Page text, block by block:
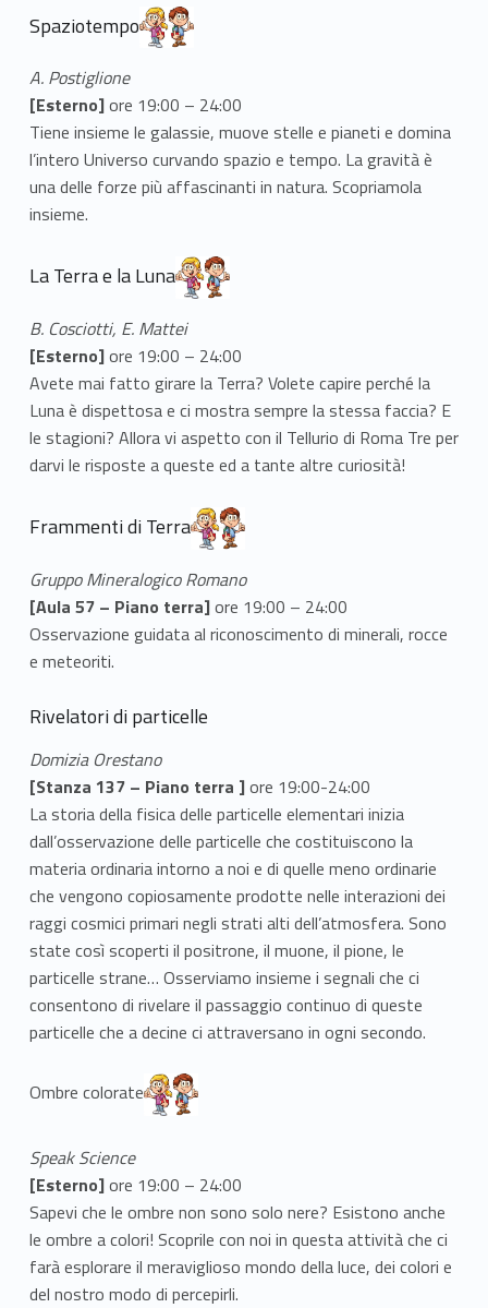
Spaziotempo
A. Postiglione
[Esterno]ore 19:00 – 24:00
Tiene insieme le galassie, muove stelle e pianeti e domina
l’intero Universo curvando spazio e tempo. La gravità è
una delle forze più affascinanti in natura. Scopriamola
insieme.
La Terra e la Luna
B. Cosciotti, E. Mattei
[Esterno]ore 19:00 – 24:00
Avete mai fatto girare la Terra? Volete capire perché la
Luna è dispettosa e ci mostra sempre la stessa faccia? E
le stagioni? Allora vi aspetto con il Tellurio di Roma Tre per
darvi le risposte a queste ed a tante altre curiosità!
Frammenti di Terra
Gruppo Mineralogico Romano
[Aula 57 – Piano terra]ore 19:00 – 24:00
Osservazione guidata al riconoscimento di minerali, rocce
e meteoriti.
Rivelatori di particelle
Domizia Orestano
[Stanza 137 – Piano terra ]ore 19:00-24:00
La storia della fisica delle particelle elementari inizia
dall’osservazione delle particelle che costituiscono la
materia ordinaria intorno a noi e di quelle meno ordinarie
che vengono copiosamente prodotte nelle interazioni dei
raggi cosmici primari negli strati alti dell’atmosfera. Sono
state così scoperti il positrone, il muone, il pione, le
particelle strane… Osserviamo insieme i segnali che ci
consentono di rivelare il passaggio continuo di queste
particelle che a decine ci attraversano in ogni secondo.
Link identifier #identifier__144182-8
Ombre colorate
Speak Science
[Esterno]ore 19:00 – 24:00
Sapevi che le ombre non sono solo nere? Esistono anche
le ombre a colori! Scoprile con noi in questa attività che ci
farà esplorare il meraviglioso mondo della luce, dei colori e
del nostro modo di percepirli.